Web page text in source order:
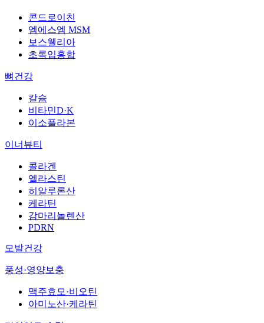
콘드로이친
엠에스엠 MSM
보스웰리아
초록입홍합
뼈건강
칼슘
비타민D·K
이소플라본
이너뷰티
콜라겐
엘라스틴
히알루론산
케라틴
감마리놀렌산
PDRN
모발건강
풍성·영양보충
맥주효모·비오틴
아미노산·케라틴